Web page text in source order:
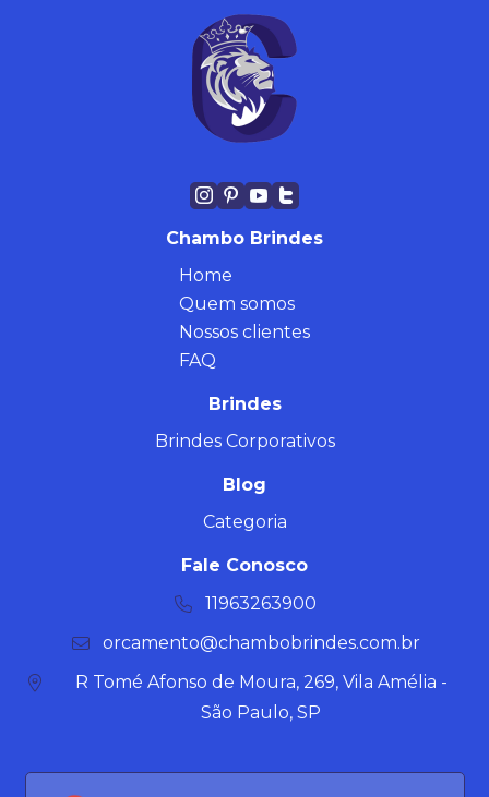
Chambo Brindes
Home
Quem somos
Nossos clientes
FAQ
Brindes
Brindes Corporativos
Blog
Categoria
Fale Conosco
11963263900
orcamento@chambobrindes.com.br
R Tomé Afonso de Moura, 269, Vila Amélia -
São Paulo, SP